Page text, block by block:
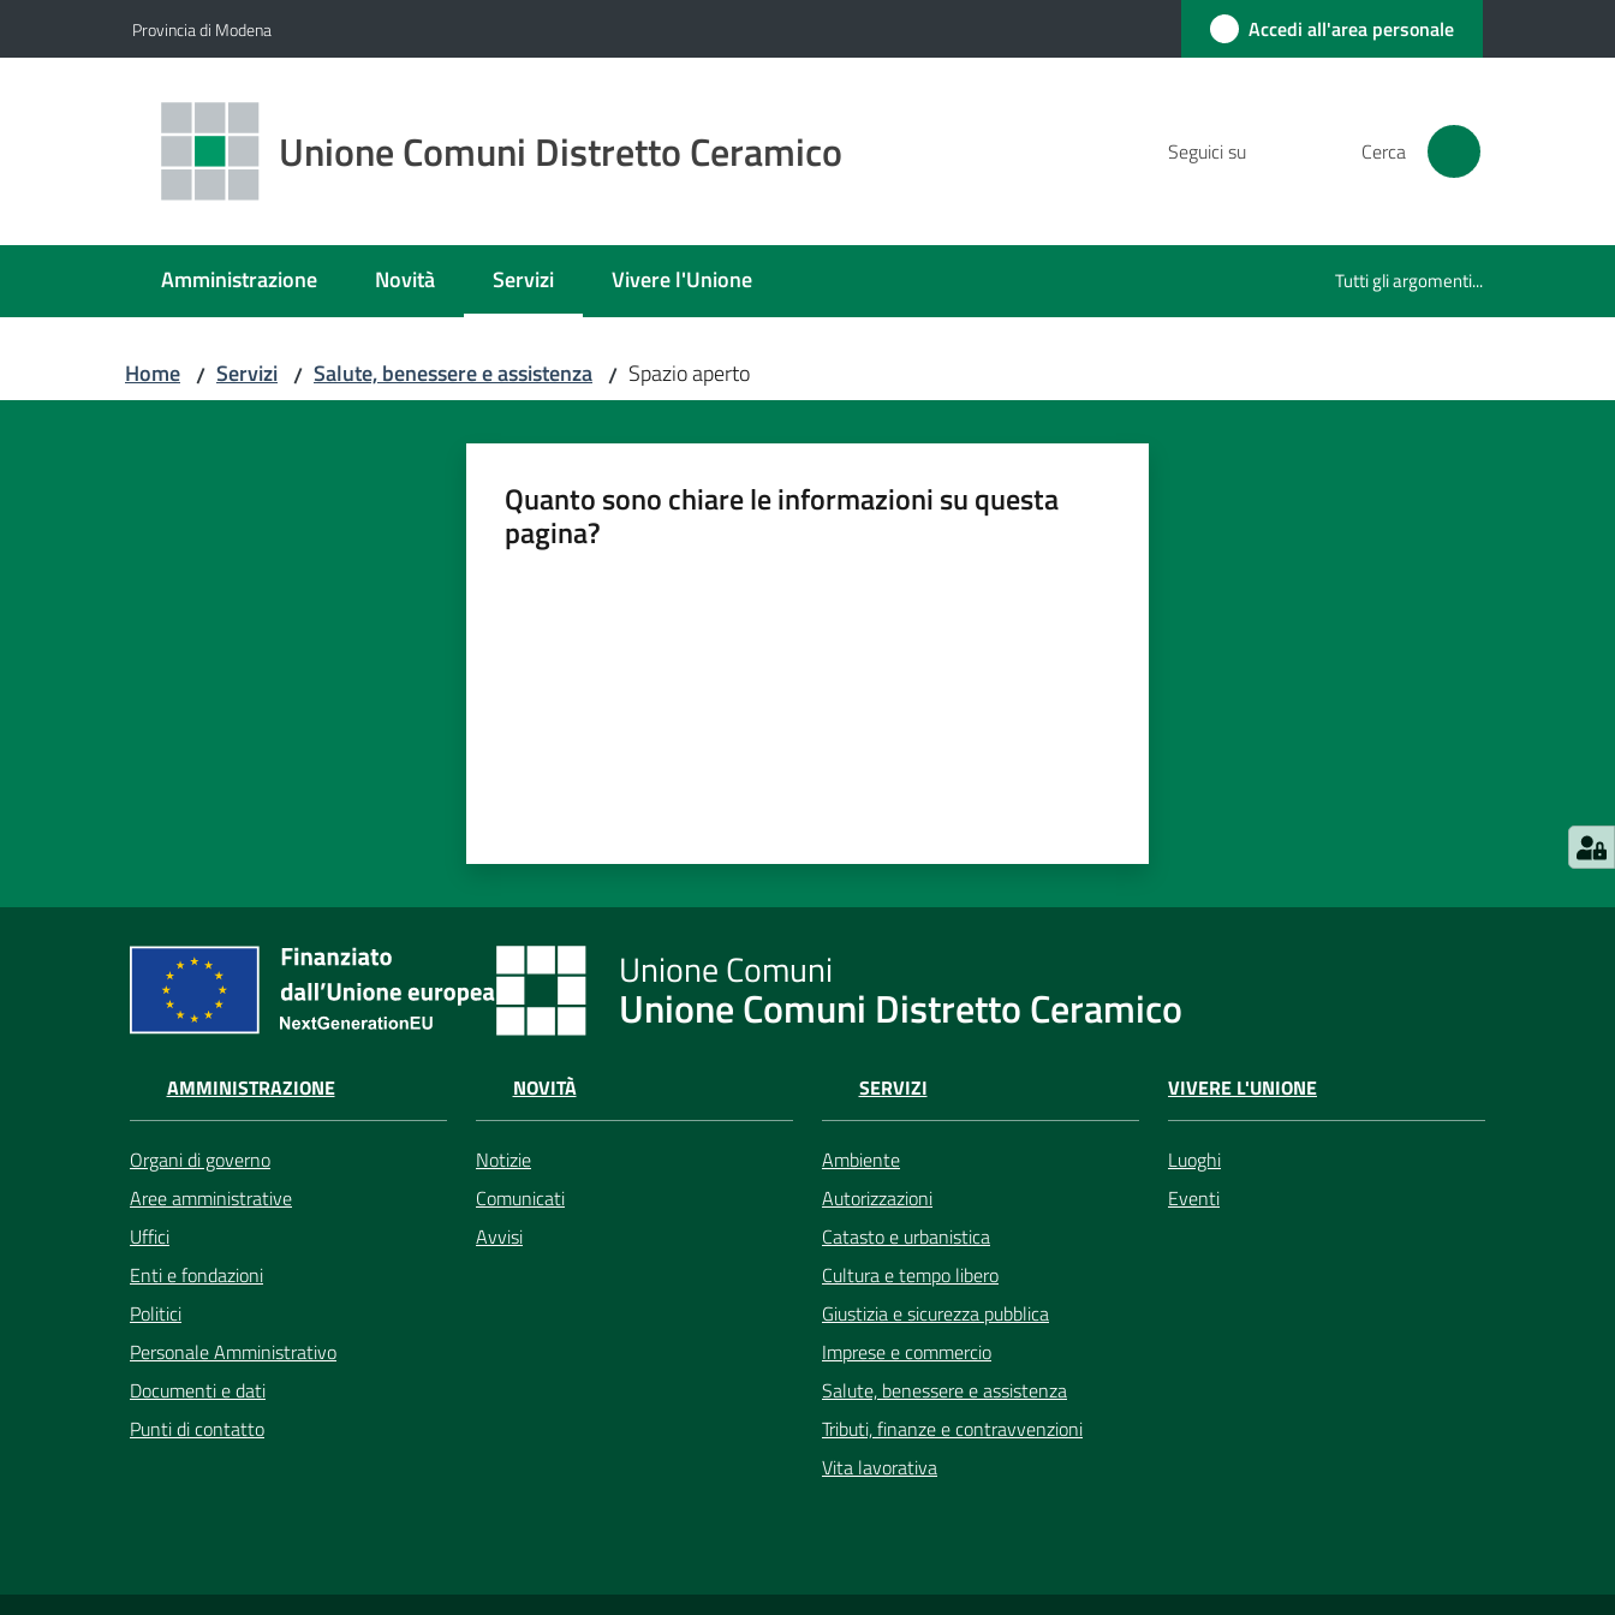
Provincia di Modena Accedi all'area personale
Unione Comuni Distretto Ceramico Seguici su Cerca
Amministrazione Novità Servizi
Menu selezionatoVivere l'Unione Tutti gli argomenti...
Home / Servizi / Salute, benessere e assistenza / Spazio aperto
Quanto sono chiare le informazioni su questa
pagina?
Unione Comuni Distretto Ceramico
AMMINISTRAZIONE
Organi di governo
Aree amministrative
Uffici
Enti e fondazioni
Politici
Personale Amministrativo
Documenti e dati
Punti di contatto
NOVITÀ
Notizie
Comunicati
Avvisi
SERVIZI
Ambiente
Autorizzazioni
Catasto e urbanistica
Cultura e tempo libero
Giustizia e sicurezza pubblica
Imprese e commercio
Salute, benessere e assistenza
Tributi, finanze e contravvenzioni
Vita lavorativa
VIVERE L'UNIONE
Luoghi
Eventi